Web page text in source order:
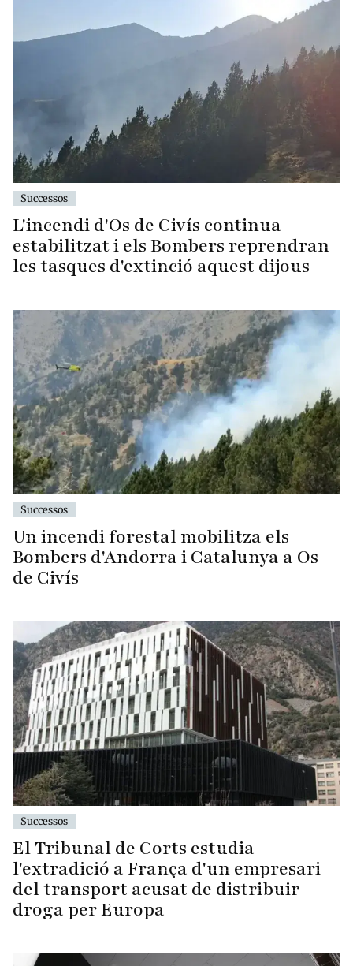
Successos
L'incendi d'Os de Civís continua
estabilitzat i els Bombers reprendran
les tasques d'extinció aquest dijous
Successos
Un incendi forestal mobilitza els
Bombers d'Andorra i Catalunya a Os
de Civís
Successos
El Tribunal de Corts estudia
l'extradició a França d'un empresari
del transport acusat de distribuir
droga per Europa